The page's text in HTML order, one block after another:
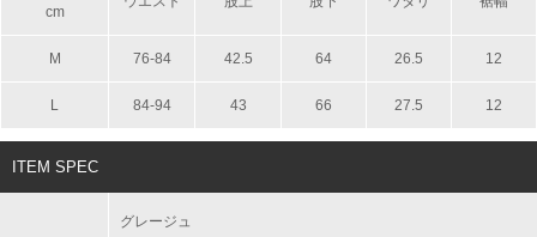
cm
M 76-84 42.5 64 26.5 12
L 84-94 43 66 27.5 12
ITEM SPEC
グレージュ